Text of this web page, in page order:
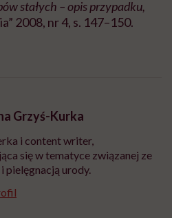
stałych – opis przypadku,
2008, nr 4, s. 147–150.
Grzyś-Kurka
i content writer,
się w tematyce związanej ze
pielęgnacją urody.